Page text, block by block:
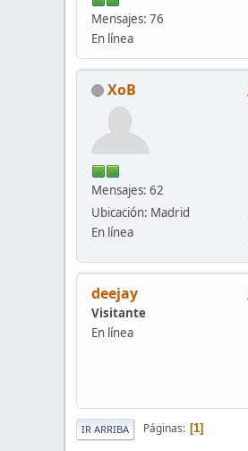
Mensajes: 76
En línea
XoB
Mensajes: 62
Ubicación: Madrid
En línea
deejay
Visitante
En línea
IR ARRIBA Páginas 1